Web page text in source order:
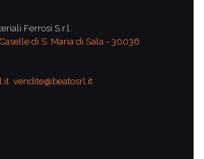
Ferrosi S.r.l.
di S. Maria di Sala - 30036
vendite@beatosrl.it